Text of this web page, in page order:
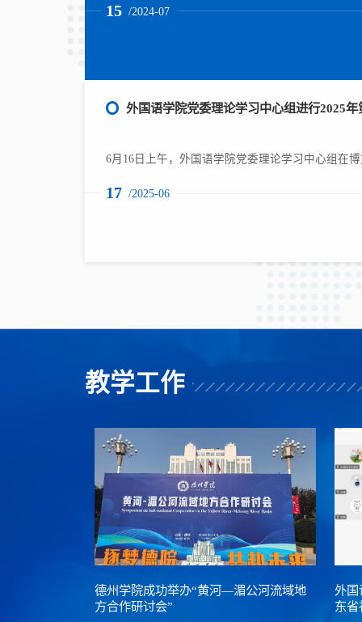
15 /2024-07
外国语学院党委理论学习中心组进行2025
17 /2025-06
教学工作
德州学院成功举办“黄河—湄公河流域地
方合作研讨会”
外国
东